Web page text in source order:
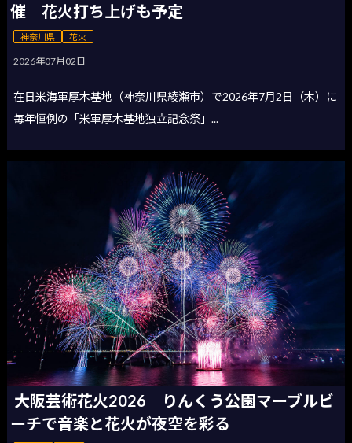
催 花火打ち上げも予定
神奈川県 花火
2026年07月02日
在日米海軍厚木基地（神奈川県綾瀬市）で2026年7月2日（木）に
毎年恒例の「米軍厚木基地独立記念祭」...
大阪芸術花火2026 りんくう公園マーブルビ
ーチで音楽と花火が夜空を彩る